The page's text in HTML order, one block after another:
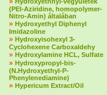
(PEI-Aziridine, homopolymer-
Nitro-Amin) általában
» Hydroxyethyl Diphenyl
Imidazoline
» Hydroxyisohexyl 3-
Cyclohexene Carboxaldehy
» Hydroxylamine HCL, Sulfate
» Hydroxypropyl-bis-
(N.Hydroxyethyl-P-
Phenylenediamine)
» Hypericum Extract/Oil